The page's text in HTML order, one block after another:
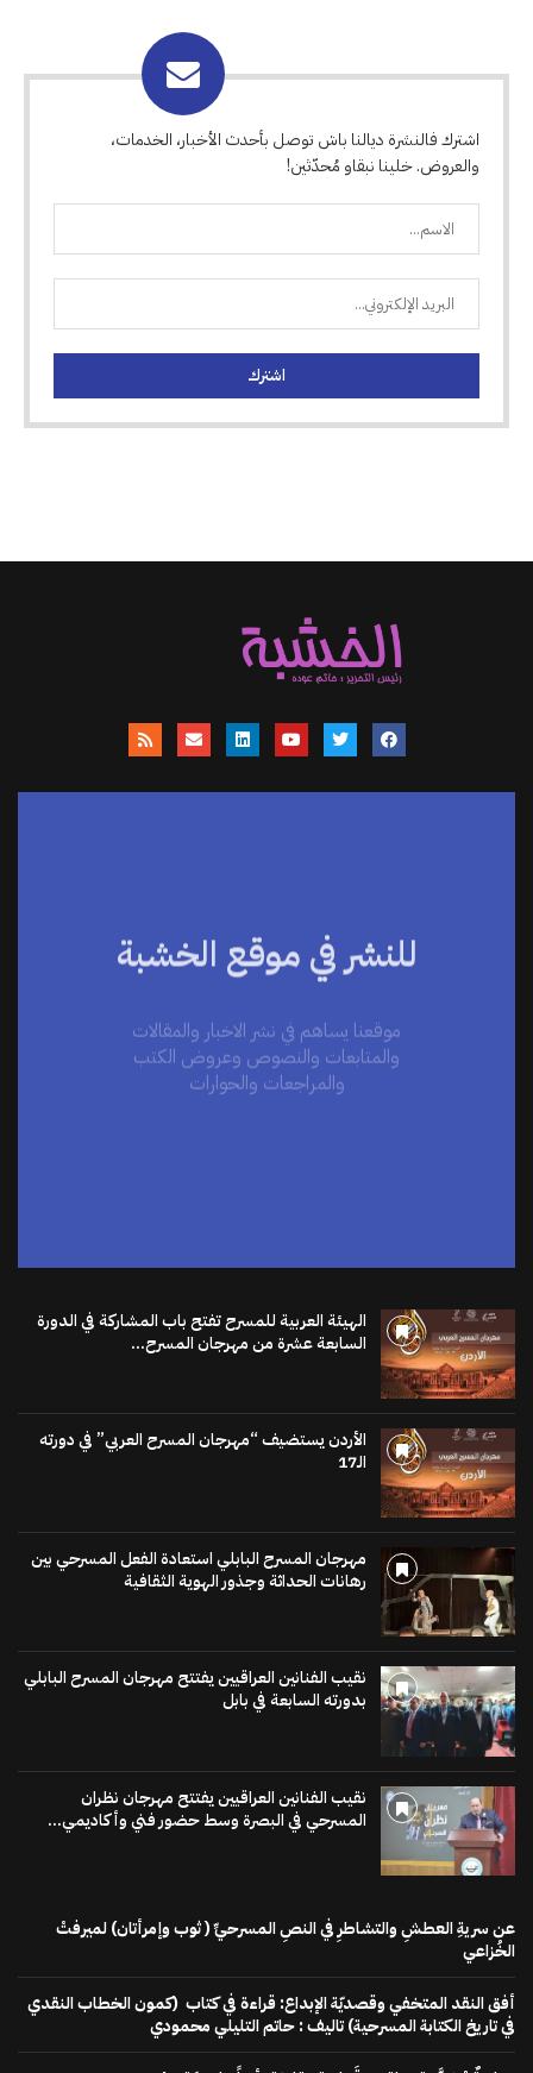
اشترك فالنشرة ديالنا باش توصل بأحدث الأخبار، الخدمات،
والعروض. خلينا نبقاو مُحدّثين!
للنشر في موقع الخشبة
والمتابعات والنصوص وعروض الكتب
والمراجعات والحوارات
الهيئة العربية للمسرح تفتح باب المشاركة في الدورة
السابعة عشرة من مهرجان المسرح...
الأردن يستضيف “مهرجان المسرح العربي” في دورته
الـ17
مهرجان المسرح البابلي استعادة الفعل المسرحي بين
رهانات الحداثة وجذور الهوية الثقافية
نقيب الفنانين العراقيين يفتتح مهرجان المسرح البابلي
بدورته السابعة في بابل
نقيب الفنانين العراقيين يفتتح مهرجان نظران
المسرحي في البصرة وسط حضور فني وأكاديمي...
عن سريةِ العطشِ والتشاطرِ في النصِ المسرحيِّ ( ثوب وإمرأتان) لميرفتْ
الخُزاعي
أفق النقد المتخفي وقصديّة الإبداع: قراءة في كتاب (كمون الخطاب النقدي
في تاريخ الكتابة المسرحية) تاليف : حاتم التليلي محمودي